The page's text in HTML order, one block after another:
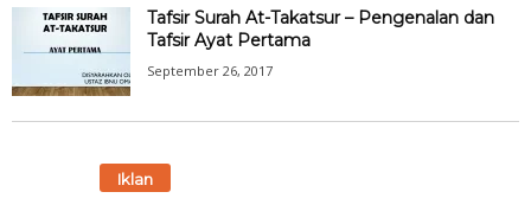
Tafsir Surah At-Takatsur – Pengenalan dan
Tafsir Ayat Pertama
September 26, 2017
Iklan